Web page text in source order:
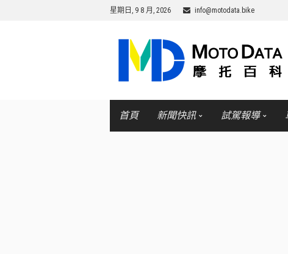
星期日, 9 8 月, 2026 info@motodata.bike
首頁 新聞快訊 試駕報導